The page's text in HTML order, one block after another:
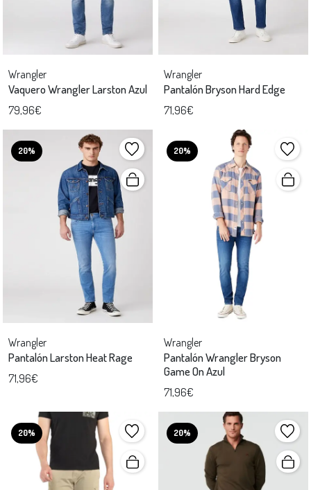
Wrangler
Vaquero Wrangler Larston Azul
79,96€
Wrangler
Pantalón Bryson Hard Edge
71,96€
20%
Wrangler
Pantalón Larston Heat Rage
71,96€
20%
Wrangler
Pantalón Wrangler Bryson
Game On Azul
71,96€
20% 20%